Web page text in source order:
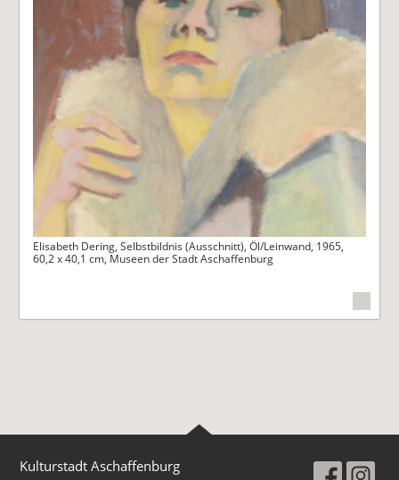
Elisabeth Dering, Selbstbildnis (Ausschnitt), Öl/Leinwand, 1965,
60,2 x 40,1 cm, Museen der Stadt Aschaffenburg
Kulturstadt Aschaffenburg